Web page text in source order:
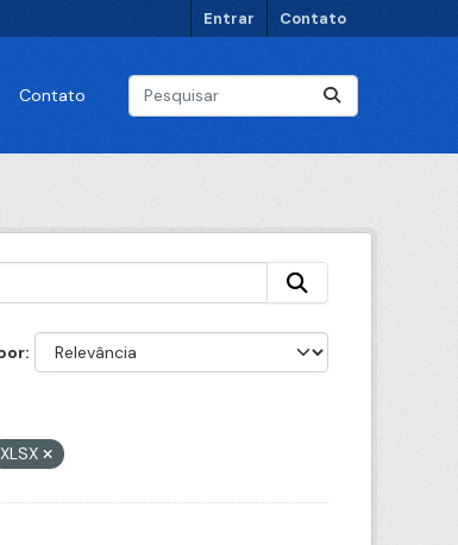
Entrar Contato
Contato
XLSX